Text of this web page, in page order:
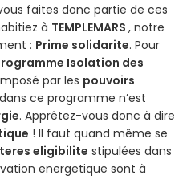
faites donc partie de ces
à TEMPLEMARS , notre
: Prime solidarite. Pour
Isolation des
par les pouvoirs
ce programme n’est
. Apprêtez-vous donc à dire
! Il faut quand même se
eligibilite stipulées dans
energetique sont à